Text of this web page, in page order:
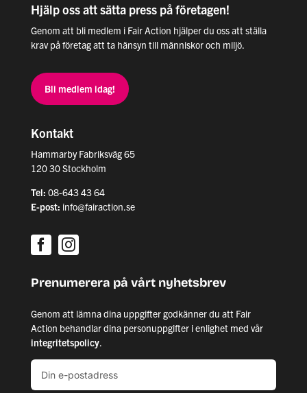
Hjälp oss att sätta press på företagen!
Genom att bli medlem i Fair Action hjälper du oss att ställa
krav på företag att ta hänsyn till människor och miljö.
Bli medlem idag!
Kontakt
Hammarby Fabriksväg 65
120 30 Stockholm
Tel: 08-643 43 64
E-post: info@fairaction.se
Prenumerera på vårt nyhetsbrev
Genom att lämna dina uppgifter godkänner du att Fair
Action behandlar dina personuppgifter i enlighet med vår
integritetspolicy.